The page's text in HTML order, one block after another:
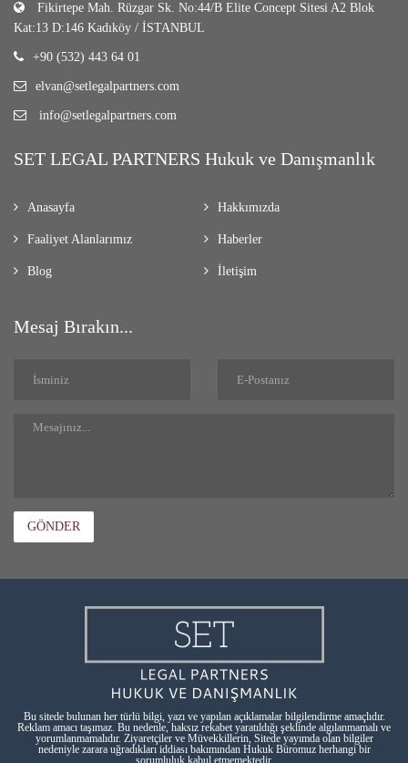
Fikirtepe Mah. Rüzgar Sk. No:44/B Elite Concept Sitesi A2 Blok
Kat:13 D:146 Kadıköy / İSTANBUL
+90 (532) 443 64 01
elvan@setlegalpartners.com
info@setlegalpartners.com
SET LEGAL PARTNERS Hukuk ve Danışmanlık
Anasayfa Hakkımızda
Faaliyet Alanlarımız Haberler
Blog İletişim
Mesaj Bırakın...
GÖNDER
Bu sitede bulunan her türlü bilgi, yazı ve yapılan açıklamalar bilgilendirme amaçlıdır.
Reklam amacı taşımaz. Bu nedenle, haksız rekabet yaratıldığı şeklinde algılanmamalı ve
yorumlanmamalıdır. Ziyaretçiler ve Müvekkillerin, Sitede yayımda olan bilgiler
nedeniyle zarara uğradıkları iddiası bakımından Hukuk Büromuz herhangi bir
sorumluluk kabul etmemektedir.